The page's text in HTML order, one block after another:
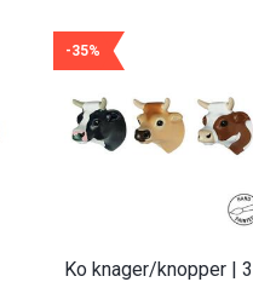
-35%
Ko knager/knopper | 3